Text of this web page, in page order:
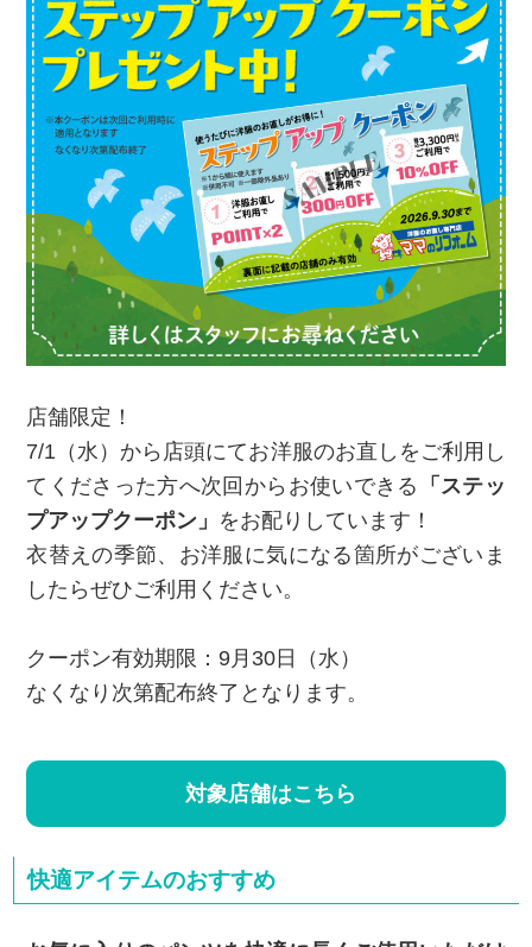
店舗限定！
7/1（水）から店頭にてお洋服のお直しをご利用し
てくださった方へ次回からお使いできる
「ステッ
プアップクーポン」 をお配りしています！
衣替えの季節、お洋服に気になる箇所がございま
したらぜひご利用ください。
クーポン有効期限：9月30日（水）
なくなり次第配布終了となります。
対象店舗はこちら
快適アイテムのおすすめ